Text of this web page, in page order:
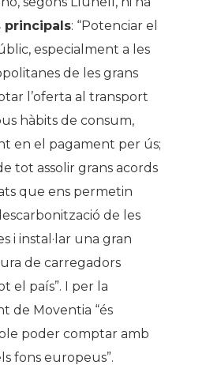
principals: “Potenciar el
especialment a les
de les grans
l’oferta al transport
hàbits de consum,
en el pagament per ús;
tot assolir grans acords
que ens permetin
de les
i instal·lar una gran
de carregadors
el país”. I per la
de Moventia “és
poder comptar amb
fons europeus”.